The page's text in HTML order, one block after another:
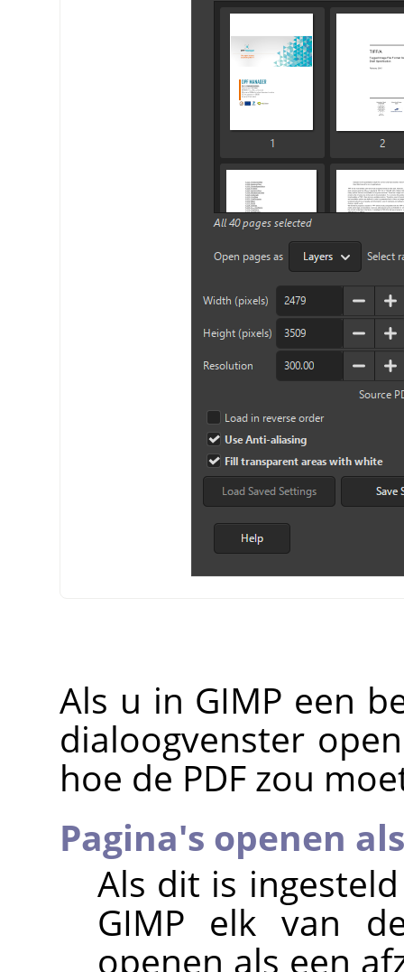
Als u in GIMP een
dialoogvenster
hoe de PDF zou
Pagina's openen als
Als dit is
GIMP elk van
openen als een